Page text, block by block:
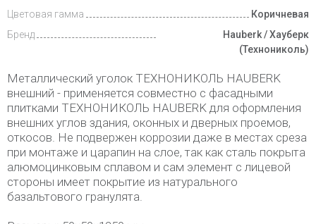
Цветовая гамма
Коричневая
Бренд
Hauberk / Хауберк
(Технониколь)
Металлический уголок ТЕХНОНИКОЛЬ HAUBERK
внешний - применяется совместно с фасадными
плитками ТЕХНОНИКОЛЬ HAUBERK для оформления
внешних углов здания, оконных и дверных проемов,
откосов. Не подвержен коррозии даже в местах среза
при монтаже и царапин на слое, так как сталь покрыта
алюмоцинковым сплавом и сам элемент с лицевой
стороны имеет покрытие из натурального
базальтового гранулята.